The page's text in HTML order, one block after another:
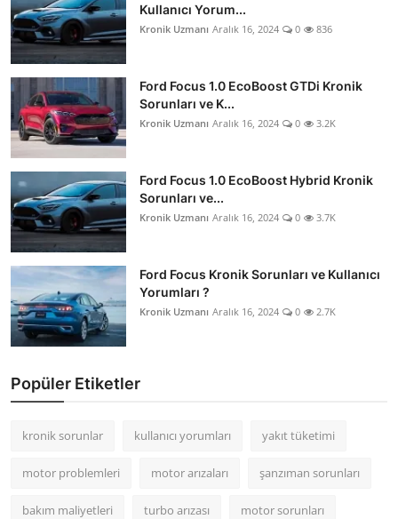
Kullanıcı Yorum...
Kronik Uzmanı Aralık 16, 2024 0 836
Ford Focus 1.0 EcoBoost GTDi Kronik
Sorunları ve K...
Kronik Uzmanı Aralık 16, 2024 0 3.2K
Ford Focus 1.0 EcoBoost Hybrid Kronik
Sorunları ve...
Kronik Uzmanı Aralık 16, 2024 0 3.7K
Ford Focus Kronik Sorunları ve Kullanıcı
Yorumları ?
Kronik Uzmanı Aralık 16, 2024 0 2.7K
Popüler Etiketler
kronik sorunlar kullanıcı yorumları yakıt tüketimi
motor problemleri motor arızaları şanzıman sorunları
bakım maliyetleri turbo arızası motor sorunları